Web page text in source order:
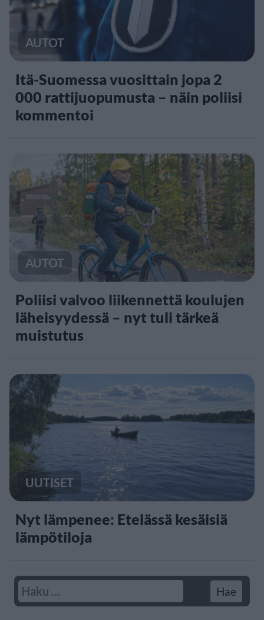
AUTOT
Itä-Suomessa vuosittain jopa 2
000 rattijuopumusta – näin poliisi
kommentoi
AUTOT
Poliisi valvoo liikennettä koulujen
läheisyydessä – nyt tuli tärkeä
muistutus
UUTISET
Nyt lämpenee: Etelässä kesäisiä
lämpötiloja